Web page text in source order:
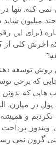
نمی کنه. تنها
چند میلیون
دربیاره
اخرش کلی
روش توسعه
که برخی
هایی که
در میارن.